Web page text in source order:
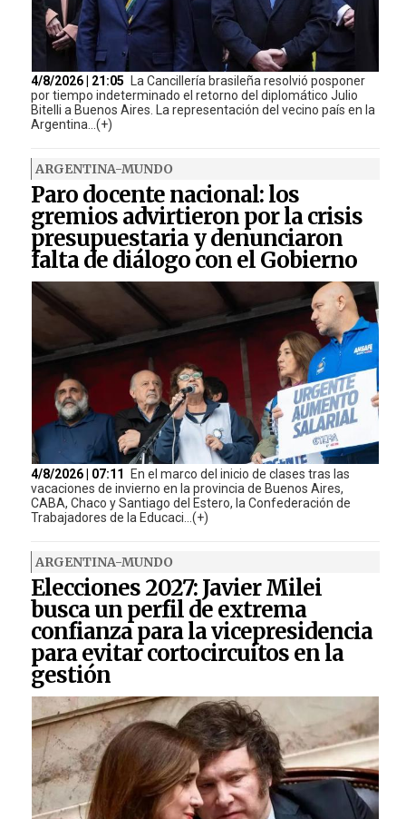
4/8/2026 | 21:05
La Cancillería brasileña resolvió posponer
por tiempo indeterminado el retorno del diplomático Julio
Bitelli a Buenos Aires. La representación del vecino país en la
Argentina...(+)
ARGENTINA-MUNDO
Paro docente nacional: los
gremios advirtieron por la crisis
presupuestaria y denunciaron
falta de diálogo con el Gobierno
4/8/2026 | 07:11
En el marco del inicio de clases tras las
vacaciones de invierno en la provincia de Buenos Aires,
CABA, Chaco y Santiago del Estero, la Confederación de
Trabajadores de la Educaci...(+)
ARGENTINA-MUNDO
Elecciones 2027: Javier Milei
busca un perfil de extrema
confianza para la vicepresidencia
para evitar cortocircuitos en la
gestión